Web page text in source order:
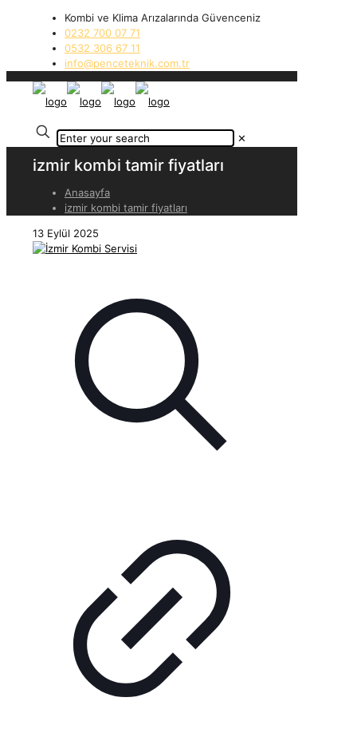
Kombi ve Klima Arızalarında Güvenceniz
0232 700 07 71
0532 306 67 11
info@penceteknik.com.tr
✕
izmir kombi tamir fiyatları
Anasayfa
izmir kombi tamir fiyatları
13 Eylül 2025